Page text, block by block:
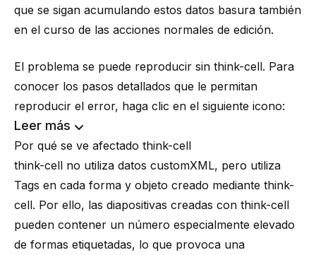
que se sigan acumulando estos datos basura también
en el curso de las acciones normales de edición.
El problema se puede reproducir sin think-cell. Para
conocer los pasos detallados que le permitan
reproducir el error, haga clic en el siguiente icono:
Leer más
Por qué se ve afectado think-cell
think-cell no utiliza datos customXML, pero utiliza
Tags en cada forma y objeto creado mediante think-
cell. Por ello, las diapositivas creadas con think-cell
pueden contener un número especialmente elevado
de formas etiquetadas, lo que provoca una